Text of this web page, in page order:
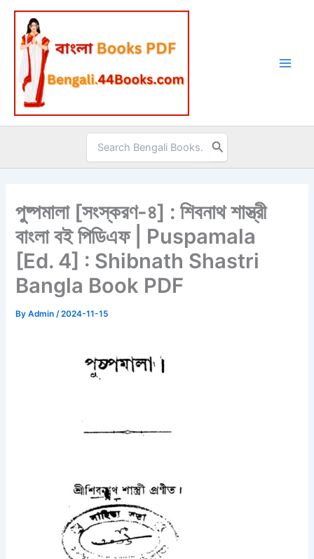
Skip
content
Search
for:
পুষ্পমালা [সংস্করণ-৪] : শিবনাথ শাস্ত্রী
বাংলা বই পিডিএফ | Puspamala
[Ed. 4] : Shibnath Shastri
Bangla Book PDF
ByAdmin/2024-11-15